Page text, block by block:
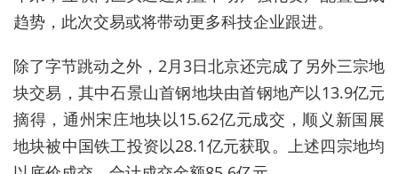
趋势，此次交易或将带动更多科技企业跟进。
除了字节跳动之外，2月3日北京还完成了另外三宗地
块交易，其中石景山首钢地块由首钢地产以13.9亿元
摘得，通州宋庄地块以15.62亿元成交，顺义新国展
地块被中国铁工投资以28.1亿元获取。上述四宗地均